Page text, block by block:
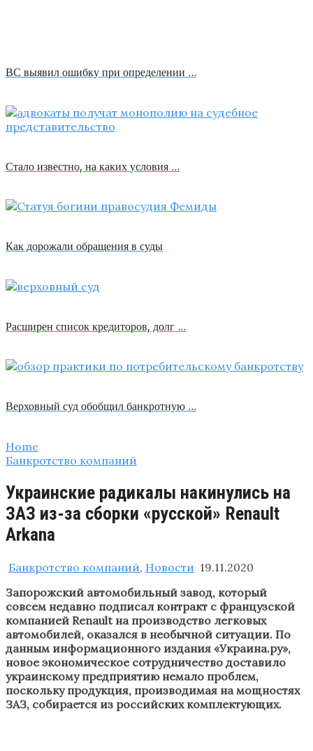
ВС выявил ошибку при определении …
Стало известно, на каких условия …
Как дорожали обращения в суды
Расширен список кредиторов, долг …
Верховный суд обобщил банкротную …
Home
Банкротство компаний
Украинские радикалы накинулись на
ЗАЗ из-за сборки «русской» Renault
Arkana
Банкротство компаний, Новости 19.11.2020
Запорожский автомобильный завод, который
совсем недавно подписал контракт с французской
компанией Renault на производство легковых
автомобилей, оказался в необычной ситуации. По
данным информационного издания «Украина.ру»,
новое экономическое сотрудничество доставило
украинскому предприятию немало проблем,
поскольку продукция, производимая на мощностях
ЗАЗ, собирается из российских комплектующих.